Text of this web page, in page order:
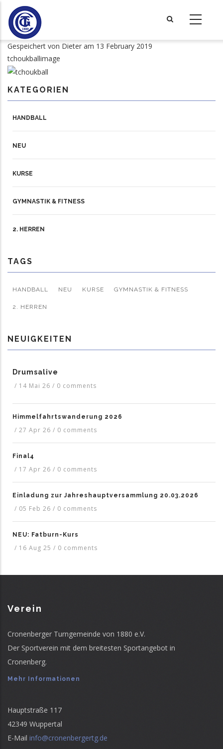
Direkt
zum
Inhalt
Gespeichert von Dieter am 13 February 2019
tchoukballimage
KATEGORIEN
HANDBALL
NEU
KURSE
GYMNASTIK & FITNESS
2. HERREN
TAGS
HANDBALL NEU KURSE GYMNASTIK & FITNESS
2. HERREN
NEUIGKEITEN
Drumsalive
/ 14 Mai 26 / 0 comments
Himmelfahrtswanderung 2026
/ 27 Apr 26 / 0 comments
Final4
/ 17 Apr 26 / 0 comments
Einladung zur Jahreshauptversammlung 20.03.2026
/ 05 Feb 26 / 0 comments
NEU: Fatburn-Kurs
/ 16 Aug 25 / 0 comments
Verein
Cronenberger Turngemeinde von 1880 e.V.
Der Sportverein mit dem breitesten Sportangebot in
Cronenberg.
Mehr Informationen
Hauptstraße 117
42349 Wuppertal
E-Mail info@cronenbergertg.de